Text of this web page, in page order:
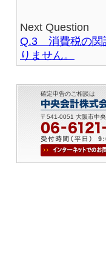
Next Question
Q.3 消費税の関
りません。
確定申告のご相談は
〒541-0051 大阪市中